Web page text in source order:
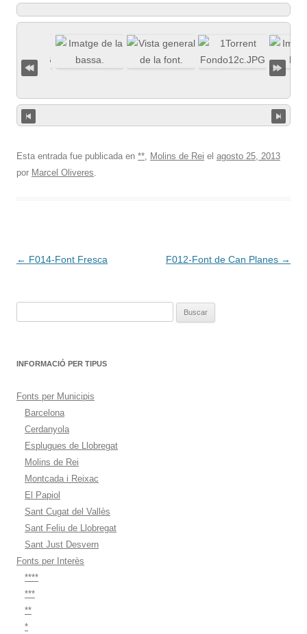
Esta entrada fue publicada en **, Molins de Rei el agosto 25, 2013
por Marcel Oliveres.
Navegación
← F014-Font Fresca F012-Font de Can Planes →
INFORMACIÓ PER TIPUS
Fonts per Municipis
Barcelona
Cerdanyola
Esplugues de Llobregat
Molins de Rei
Montcada i Reixac
El Papiol
Sant Cugat del Vallès
Sant Feliu de Llobregat
Sant Just Desvern
Fonts per Interès
****
***
**
*